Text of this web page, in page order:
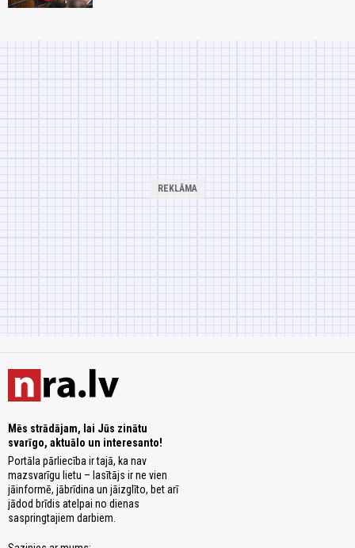
Mēs strādājam, lai Jūs zinātu
svarīgo, aktuālo un interesanto!
Portāla pārliecība ir tajā, ka nav
mazsvarīgu lietu – lasītājs ir ne vien
jāinformē, jābrīdina un jāizglīto, bet arī
jādod brīdis atelpai no dienas
saspringtajiem darbiem.